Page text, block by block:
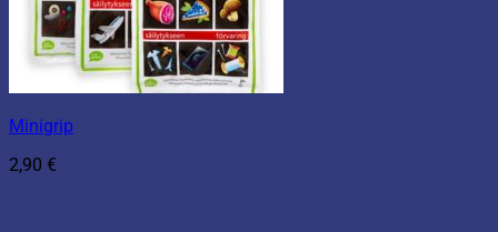
Minigrip
2,90 €